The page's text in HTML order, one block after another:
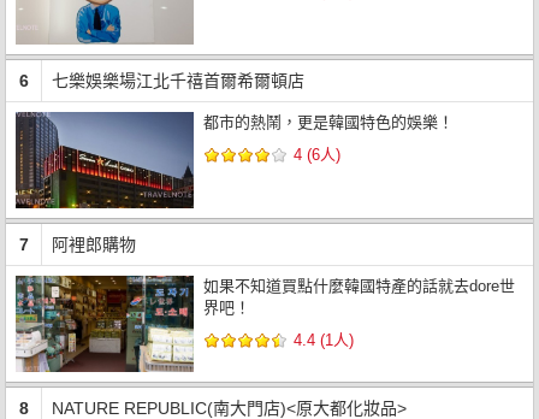
6 七樂娛樂場江北千禧首爾希爾頓店
都市的熱鬧，更是韓國特色的娛樂！
4 (6人)
7 阿裡郎購物
如果不知道買點什麼韓國特產的話就去dore世
界吧！
4.4 (1人)
8 NATURE REPUBLIC(南大門店)<原大都化妝品>